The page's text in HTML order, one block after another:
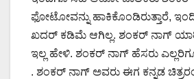
ಫೋಟೋವನ್ನು ಹಾಕಿಕೊಂಡಿರುತ್ತಾರೆ,
ಖದರ್ ಕಡಿಮೆ ಆಗಿಲ್ಲ. ಶಂಕರ್ ನಾಗ್
ಇಲ್ಲ ಹೇಳಿ. ಶಂಕರ್ ನಾಗ್ ಹೆಸರು
. ಶಂಕರ್ ನಾಗ್ ಅವರು ಈಗ ಕನ್ನಡ